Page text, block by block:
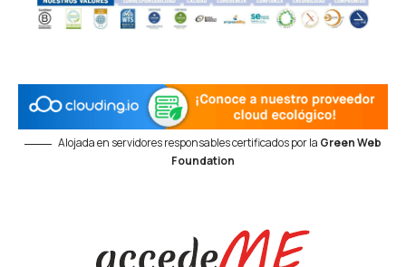
Alojada en servidores responsables certificados por la Green Web
Foundation